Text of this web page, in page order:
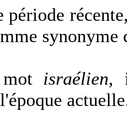
période
synonyme
israélien,